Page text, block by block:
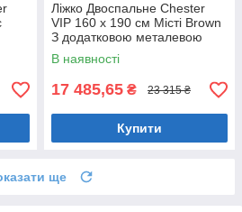
Ліжко Двоспальне Chester
VIP 160 х 190 см Місті Brown
З додатковою металевою
цільнозварною рамою
Коричневий
В наявності
17 485,65 ₴ 23 315 ₴
Купити
ще